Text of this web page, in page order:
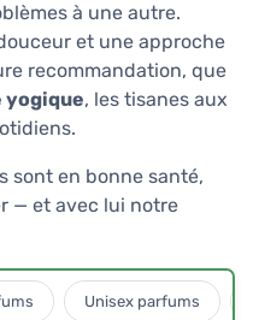
à une autre.
et une approche
recommandation, que
yogique, les tisanes aux
sont en bonne santé,
— et avec lui notre
Unisex parfums